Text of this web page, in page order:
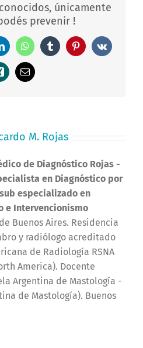
únicamente
prevenir !
WhatsAppTumblrPinterestVk
Correo
electrónico
M. Rojas
de Diagnóstico Rojas -
en Diagnóstico por
especializado en
e Intervencionismo
Buenos Aires. Residencia
y radiólogo acreditado
de Radiología RSNA
America). Docente
Argentina de Mastología -
de Mastología). Buenos